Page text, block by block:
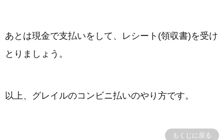
あとは現金で支払いをして、レシート(領収書)を受け
とりましょう。
以上、グレイルのコンビニ払いのやり方です。
もくじに戻る